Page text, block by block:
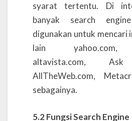
syarat tertentu. Di
banyak search
digunakan untuk mencari
lain yahoo.com,
altavista.com, Ask
AllTheWeb.com,
sebagainya.
5.2 Fungsi Search Engine